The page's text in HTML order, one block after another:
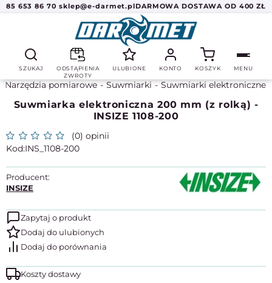
85 653 86 70 sklep@e-darmet.plDARMOWA DOSTAWA OD 400 ZŁ
SZUKAJ
ODSTĄPIENIA
ZWROTY
ULUBIONE KONTO KOSZYK MENU
Narzędzia pomiarowe Suwmiarki Suwmiarki elektroniczne
Suwmiarka elektroniczna 200 mm (z rolką) -
INSIZE 1108-200
(0) opinii
INS_1108-200
Producent:
INSIZE
Zapytaj o produkt
Koszty dostawy